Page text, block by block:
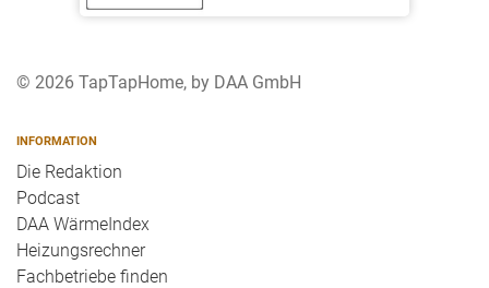
© 2026 TapTapHome, by DAA GmbH
INFORMATION
Die Redaktion
Podcast
DAA WärmeIndex
Heizungsrechner
Fachbetriebe finden